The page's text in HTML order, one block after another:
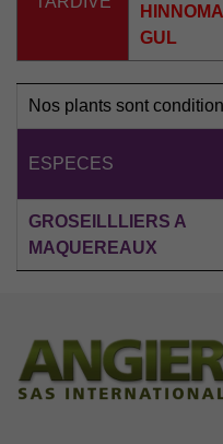
GUL
Nos plants sont
ESPECES
GROSEILLLIERS A
MAQUEREAUX